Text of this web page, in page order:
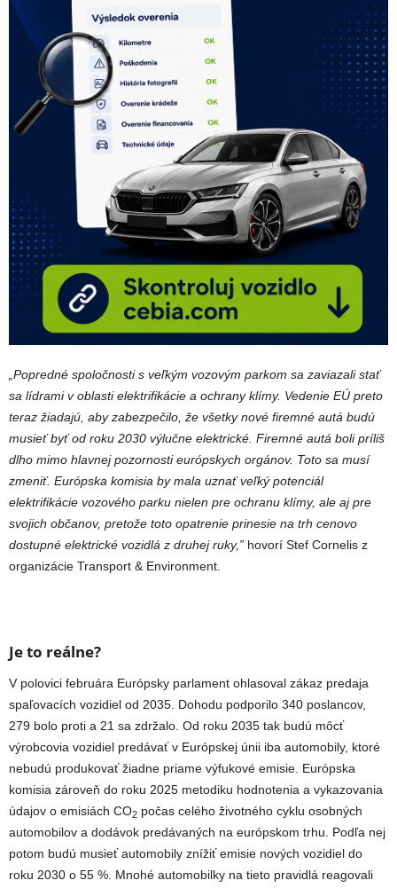
„Popredné spoločnosti s veľkým vozovým parkom sa zaviazali stať
sa lídrami v oblasti elektrifikácie a ochrany klímy. Vedenie EÚ preto
teraz žiadajú, aby zabezpečilo, že všetky nové firemné autá budú
musieť byť od roku 2030 výlučne elektrické. Firemné autá boli príliš
dlho mimo hlavnej pozornosti európskych orgánov. Toto sa musí
zmeniť. Európska komisia by mala uznať veľký potenciál
elektrifikácie vozového parku nielen pre ochranu klímy, ale aj pre
svojich občanov, pretože toto opatrenie prinesie na trh cenovo
dostupné elektrické vozidlá z druhej ruky,” hovorí Stef Cornelis z
organizácie Transport & Environment.
Je to reálne?
V polovici februára Európsky parlament ohlasoval zákaz predaja
spaľovacích vozidiel od 2035. Dohodu podporilo 340 poslancov,
279 bolo proti a 21 sa zdržalo. Od roku 2035 tak budú môcť
výrobcovia vozidiel predávať v Európskej únii iba automobily, ktoré
nebudú produkovať žiadne priame výfukové emisie. Európska
komisia zároveň do roku 2025 metodiku hodnotenia a vykazovania
údajov o emisiách CO2 počas celého životného cyklu osobných
automobilov a dodávok predávaných na európskom trhu. Podľa nej
potom budú musieť automobily znížiť emisie nových vozidiel do
roku 2030 o 55 %. Mnohé automobilky na tieto pravidlá reagovali